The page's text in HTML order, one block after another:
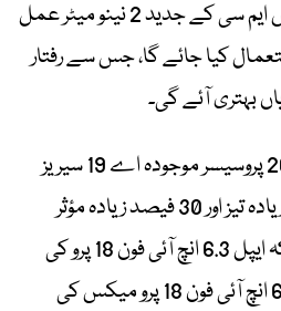
فلیگ شپ فون میں ٹی ایس ایم سی کے جدید 2 نینو میٹر عمل
اے 20 چپ استعمال کیا جائے گا، جس سے رفتار
بہتری آئے گی۔
اطلاعات کے مطابق اے 20 پروسیسر موجودہ اے 19 سیریز
کے مقابلے میں 15 فیصد زیادہ تیز اور 30 فیصد زیادہ مؤثر
ہوگا۔ ماہرین کا خیال ہے کہ ایپل 6.3 انچ آئی فون 18 پرو کی
قیمت 1,099 ڈالر جبکہ 6.9 انچ آئی فون 18 پرو میکس کی